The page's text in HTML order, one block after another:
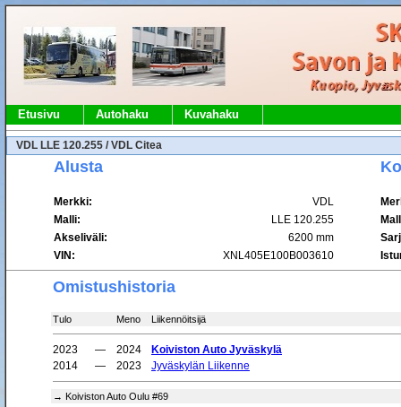
Etusivu Autohaku Kuvahaku
VDL LLE 120.255 / VDL Citea
Alusta
Merkki: VDL
Malli:
LLE 120.255
Akseliväli:
6200 mm
VIN:
XNL405E100B003610
Omistushistoria
Tulo Meno Liikennöitsijä
2023 — 2024
Koiviston Auto Jyväskylä
2014
— 2023 Jyväskylän Liikenne
→ Koiviston Auto Oulu #69